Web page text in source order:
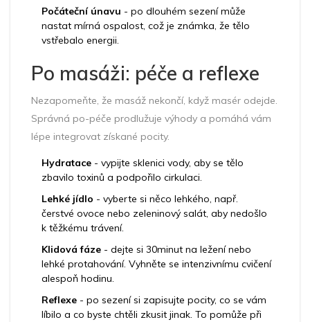
Počáteční únavu - po dlouhém sezení může
nastat mírná ospalost, což je známka, že tělo
vstřebalo energii.
Po masáži: péče a reflexe
Nezapomeňte, že masáž nekončí, když masér odejde.
Správná po-péče prodlužuje výhody a pomáhá vám
lépe integrovat získané pocity.
Hydratace - vypijte sklenici vody, aby se tělo
zbavilo toxinů a podpořilo cirkulaci.
Lehké jídlo - vyberte si něco lehkého, např.
čerstvé ovoce nebo zeleninový salát, aby nedošlo
k těžkému trávení.
Klidová fáze - dejte si 30minut na ležení nebo
lehké protahování. Vyhněte se intenzivnímu cvičení
alespoň hodinu.
Reflexe - po sezení si zapisujte pocity, co se vám
líbilo a co byste chtěli zkusit jinak. To pomůže při